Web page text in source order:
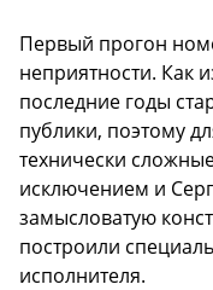
Первый прогон
неприятности. Как
последние годы
публики, поэтому
технически
исключением и
замысловатую
построили
исполнителя.